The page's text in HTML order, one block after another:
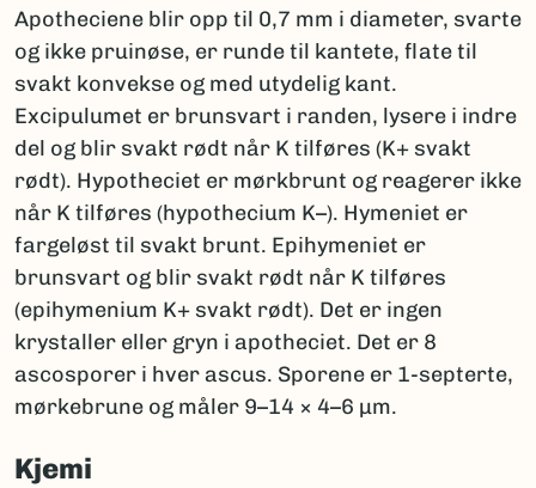
Apotheciene blir opp til 0,7 mm i diameter, svarte
og ikke pruinøse, er runde til kantete, flate til
svakt konvekse og med utydelig kant.
Excipulumet er brunsvart i randen, lysere i indre
del og blir svakt rødt når K tilføres (K+ svakt
rødt). Hypotheciet er mørkbrunt og reagerer ikke
når K tilføres (hypothecium K–). Hymeniet er
fargeløst til svakt brunt. Epihymeniet er
brunsvart og blir svakt rødt når K tilføres
(epihymenium K+ svakt rødt). Det er ingen
krystaller eller gryn i apotheciet. Det er 8
ascosporer i hver ascus. Sporene er 1-septerte,
mørkebrune og måler 9–14 × 4–6 µm.
Kjemi